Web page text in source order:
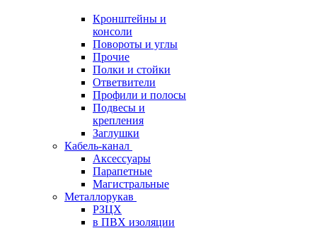
Кронштейны и
консоли
Повороты и углы
Прочие
Полки и стойки
Ответвители
Профили и полосы
Подвесы и
крепления
Заглушки
Кабель-канал
Аксессуары
Парапетные
Магистральные
Металлорукав
РЗЦХ
в ПВХ изоляции